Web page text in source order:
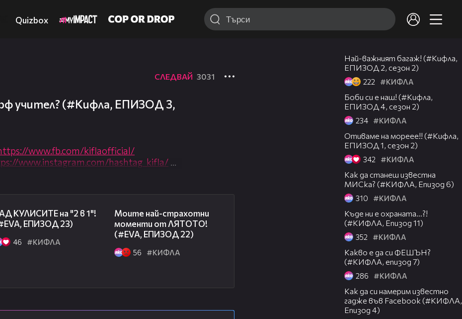
Quizbox
СЛЕДВАЙ 3031
учител? (#Кифла, ЕПИЗОД 3,
www.fb.com/kiflaofficial/
www.instagram.com/hashtag_kifla/
епизоди предстоят! :)
когато срещат Боби - сърф
до морето. Оказва се обаче
коя ли от тях харесва
play:fb76e0aa4f
КУЛИСИТЕ на "2 в 1"!
ЕПИЗОД 23)
46 #КИФЛА
Моите най-страхотни
моменти от ЛЯТОТО!
(#EVA, ЕПИЗОД 22)
56 #КИФЛА
Най-важният багаж! (#Кифла,
ЕПИЗОД 2, сезон 2)
222 #КИФЛА
Боби си е наш! (#Кифла,
ЕПИЗОД 4, сезон 2)
234 #КИФЛА
Отиваме на мореее!! (#Кифла,
ЕПИЗОД 1, сезон 2)
342 #КИФЛА
Как да станеш известна
МИСка? (#КИФЛА, Епизод 6)
310 #КИФЛА
Къде ни е охраната...?!
(#КИФЛА, Епизод 11)
352 #КИФЛА
Какво е да си ФЕШЪН?
(#КИФЛА, епизод 7)
286 #КИФЛА
Как да си намерим известно
гадже във Facebook (#КИФЛА,
Епизод 4)